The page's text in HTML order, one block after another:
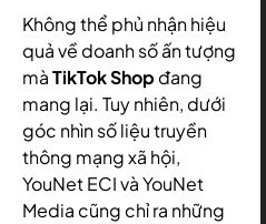
Không thể phủ nhận hiệu
quả về doanh số ấn tượng
màTikTok Shop đang
mang lại. Tuy nhiên, dưới
góc nhìn số liệu truyền
thông mạng xã hội,
YouNet ECI và YouNet
Media cũng chỉ ra những